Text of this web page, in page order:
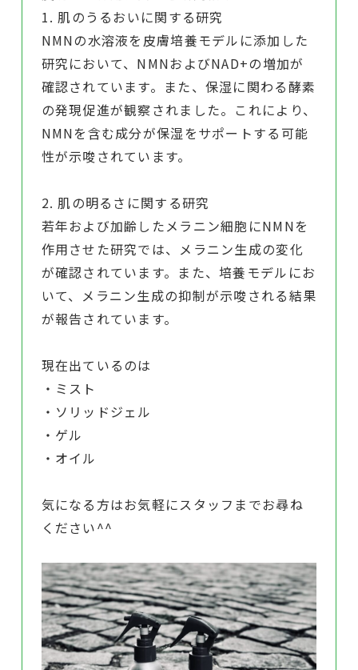
1. 肌のうるおいに関する研究
NMNの水溶液を皮膚培養モデルに添加した
研究において、NMNおよびNAD+の増加が
確認されています。また、保湿に関わる酵素
の発現促進が観察されました。これにより、
NMNを含む成分が保湿をサポートする可能
性が示唆されています。
2. 肌の明るさに関する研究
若年および加齢したメラニン細胞にNMNを
作用させた研究では、メラニン生成の変化
が確認されています。また、培養モデルにお
いて、メラニン生成の抑制が示唆される結果
が報告されています。
現在出ているのは
・ミスト
・ソリッドジェル
・ゲル
・オイル
気になる方はお気軽にスタッフまでお尋ね
ください^^